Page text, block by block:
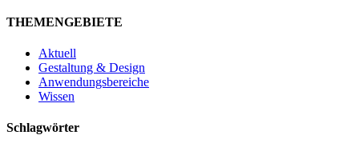
THEMENGEBIETE
Aktuell
Gestaltung & Design
Anwendungsbereiche
Wissen
Schlagwörter